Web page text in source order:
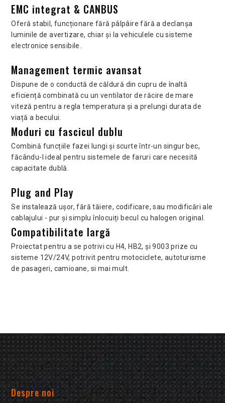
EMC integrat & CANBUS
Oferă stabil, funcționare fără pâlpâire fără a declanșa
luminile de avertizare, chiar și la vehiculele cu sisteme
electronice sensibile.
Management termic avansat
Dispune de o conductă de căldură din cupru de înaltă
eficiență combinată cu un ventilator de răcire de mare
viteză pentru a regla temperatura și a prelungi durata de
viață a becului.
Moduri cu fascicul dublu
Combină funcțiile fazei lungi și scurte într-un singur bec,
făcându-l ideal pentru sistemele de faruri care necesită
capacitate dublă.
Plug and Play
Se instalează ușor, fără tăiere, codificare, sau modificări ale
cablajului - pur și simplu înlocuiți becul cu halogen original.
Compatibilitate largă
Proiectat pentru a se potrivi cu H4, HB2, şi 9003 prize cu
sisteme 12V/24V, potrivit pentru motociclete, autoturisme
de pasageri, camioane, si mai mult.
Despre noi